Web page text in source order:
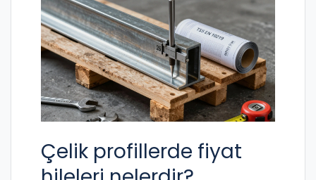
Çelik profillerde fiyat